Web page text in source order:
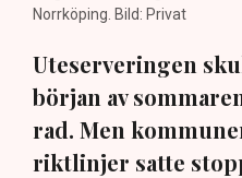
Norrköping. Bild: Privat
Uteserveringen
början av
rad. Men
riktlinjer satte